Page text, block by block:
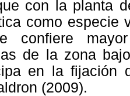
con la planta
como especie
confiere
de la zona
en la fijación
(2009).